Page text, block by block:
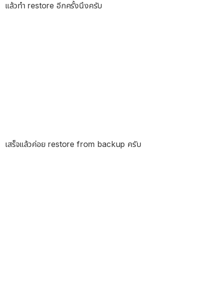
แล้วทำ restore อีกครั้งนึงครับ
เสร็จแล้วค่อย restore from backup ครับ